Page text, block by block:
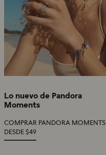
Lo nuevo de Pandora
Moments
COMPRAR PANDORA MOMENTS
DESDE $49